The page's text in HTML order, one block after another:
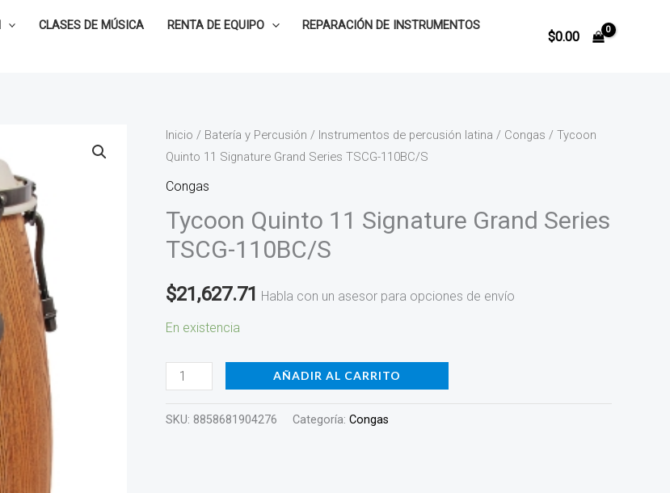
CLASES DE MÚSICA RENTA DE EQUIPO
REPARACIÓN DE INSTRUMENTOS
$0.00
Inicio / Batería y Percusión / Instrumentos de percusión latina / Congas / Tycoon
Quinto 11 Signature Grand Series TSCG-110BC/S
Congas
Tycoon Quinto 11 Signature Grand Series
TSCG-110BC/S
$21,627.71 Habla con un asesor para opciones de envío
En existencia
Tycoon
Quinto
11
Grand
Series
110BC/S
cantidad
AÑADIR AL CARRITO
SKU: 8858681904276 Categoría: Congas